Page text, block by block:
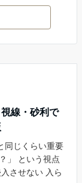
線・砂利で
同じくらい重要
」 という視点
させない 入ら